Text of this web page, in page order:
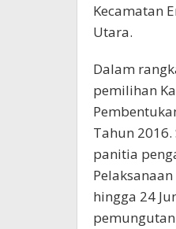
Kecamatan
Utara.
Dalam
pemilihan
Tahun
panitia
hingga 24